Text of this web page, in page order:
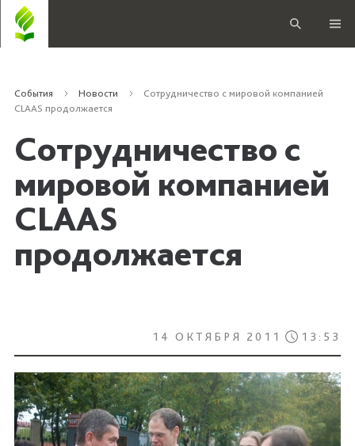
События Новости
Сотрудничество с мировой компанией
CLAAS продолжается
Сотрудничество с
мировой компанией
CLAAS
продолжается
14 ОКТЯБРЯ 2011 13:53